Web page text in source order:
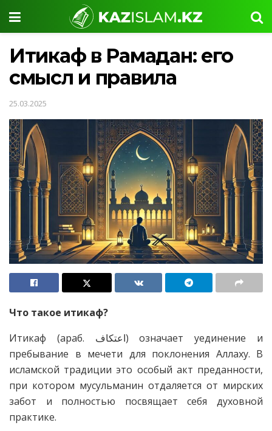
Итикаф в Рамадан: его
смысл и правила
25.03.2025
Что такое итикаф?
Итикаф (араб. اعتكاف) означает уединение и
пребывание в мечети для поклонения Аллаху. В
исламской традиции это особый акт преданности,
при котором мусульманин отдаляется от мирских
забот и полностью посвящает себя духовной
практике.